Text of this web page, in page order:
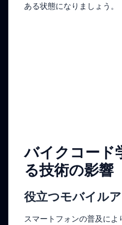
ある状態になりましょう。
バイクコード
る技術の影響
役立つモバイル
スマートフォンの普及に